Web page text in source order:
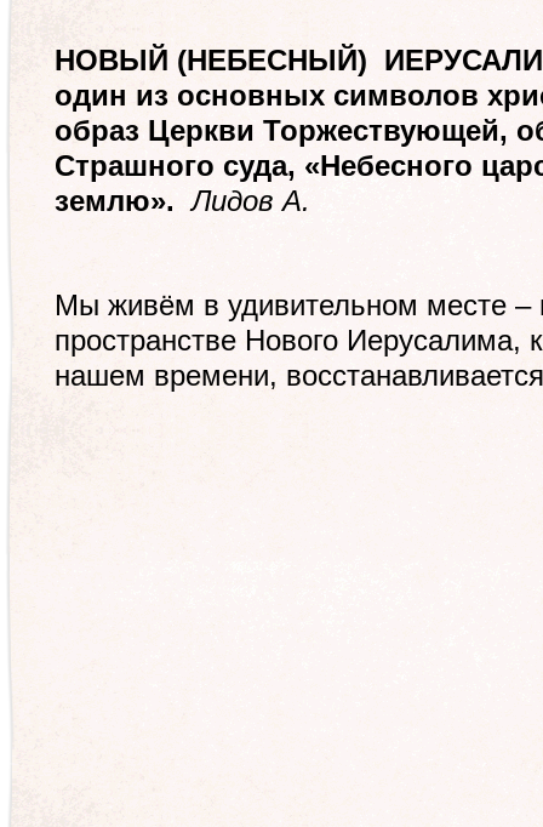
НОВЫЙ (НЕБЕСНЫЙ)
один из основных символов
образ Церкви Торжествующей,
Страшного суда, «Небесного
землю». Лидов А.
Мы живём в удивительном месте –
пространстве Нового Иерусалима,
нашем времени,